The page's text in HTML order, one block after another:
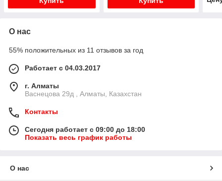
О нас
55% положительных из 11 отзывов за год
Работает с 04.03.2017
г. Алматы
Васнецова 29д , Алматы, Казахстан
Контакты
Сегодня работает с 09:00 до 18:00
Показать весь график работы
О нас